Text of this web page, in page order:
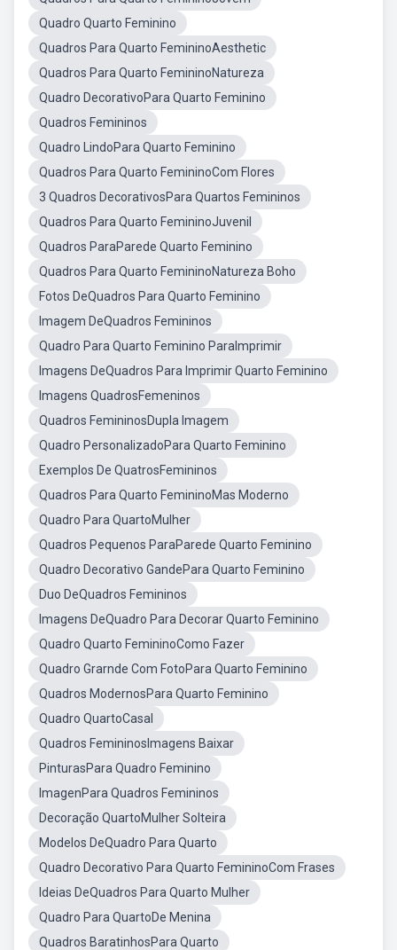
Quadro Quarto Feminino
Quadros Para Quarto FemininoAesthetic
Quadros Para Quarto FemininoNatureza
Quadro DecorativoPara Quarto Feminino
Quadros Femininos
Quadro LindoPara Quarto Feminino
Quadros Para Quarto FemininoCom Flores
3 Quadros DecorativosPara Quartos Femininos
Quadros Para Quarto FemininoJuvenil
Quadros ParaParede Quarto Feminino
Quadros Para Quarto FemininoNatureza Boho
Fotos DeQuadros Para Quarto Feminino
Imagem DeQuadros Femininos
Quadro Para Quarto Feminino ParaImprimir
Imagens DeQuadros Para Imprimir Quarto Feminino
Imagens QuadrosFemeninos
Quadros FemininosDupla Imagem
Quadro PersonalizadoPara Quarto Feminino
Exemplos De QuatrosFemininos
Quadros Para Quarto FemininoMas Moderno
Quadro Para QuartoMulher
Quadros Pequenos ParaParede Quarto Feminino
Quadro Decorativo GandePara Quarto Feminino
Duo DeQuadros Femininos
Imagens DeQuadro Para Decorar Quarto Feminino
Quadro Quarto FemininoComo Fazer
Quadro Grarnde Com FotoPara Quarto Feminino
Quadros ModernosPara Quarto Feminino
Quadro QuartoCasal
Quadros FemininosImagens Baixar
PinturasPara Quadro Feminino
ImagenPara Quadros Femininos
Decoração QuartoMulher Solteira
Modelos DeQuadro Para Quarto
Quadro Decorativo Para Quarto FemininoCom Frases
Ideias DeQuadros Para Quarto Mulher
Quadro Para QuartoDe Menina
Quadros BaratinhosPara Quarto